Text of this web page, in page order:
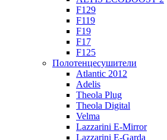
F129
F119
F19
F17
F125
Полотенцесушители
Atlantic 2012
Adelis
Theola Plug
Theola Digital
Velma
Lazzarini E-Mirror
Lazzarini E-Garda